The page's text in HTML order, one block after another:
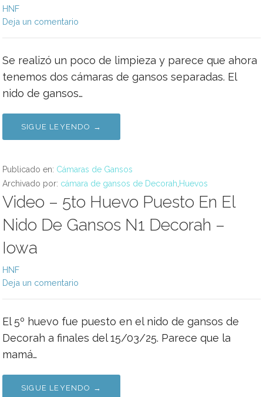
HNF
Deja un comentario
Se realizó un poco de limpieza y parece que ahora
tenemos dos cámaras de gansos separadas. El
nido de gansos…
SIGUE LEYENDO →
Publicado en: Cámaras de Gansos
Archivado por: cámara de gansos de Decorah Huevos
Video – 5to Huevo Puesto En El
Nido De Gansos N1 Decorah –
Iowa
HNF
Deja un comentario
El 5º huevo fue puesto en el nido de gansos de
Decorah a finales del 15/03/25. Parece que la
mamá…
SIGUE LEYENDO →